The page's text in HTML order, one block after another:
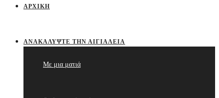
ΑΡΧΙΚΉ
ΑΝΑΚΑΛΎΨΤΕ ΤΗΝ ΑΙΓΙΆΛΕΙΑ
Με μια ματιά